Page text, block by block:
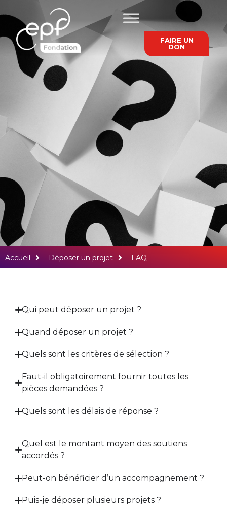
FAIRE UN
DON
Foire aux questions
? Retrouvez ici les
réponses aux plus
Accueil Déposer un projet FAQ
Qui peut déposer un projet ?
Quand déposer un projet ?
Quels sont les critères de sélection ?
Faut-il obligatoirement fournir toutes les
pièces demandées ?
Quels sont les délais de réponse ?
Quel est le montant moyen des soutiens
accordés ?
Peut-on bénéficier d’un accompagnement ?
Puis-je déposer plusieurs projets ?